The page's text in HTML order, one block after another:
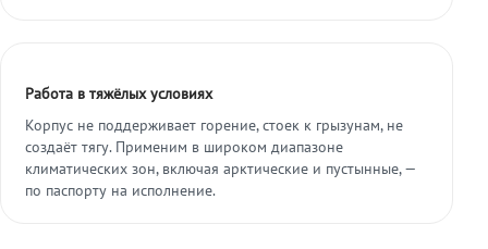
Работа в тяжёлых условиях
Корпус не поддерживает горение, стоек к грызунам, не
создаёт тягу. Применим в широком диапазоне
климатических зон, включая арктические и пустынные, —
по паспорту на исполнение.